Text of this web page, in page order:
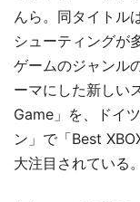
んら。同タイトル
シューティングが
ゲームのジャンル
ーマにした新しい
Game」を、ドイ
ン」で「Best
大注目されている。